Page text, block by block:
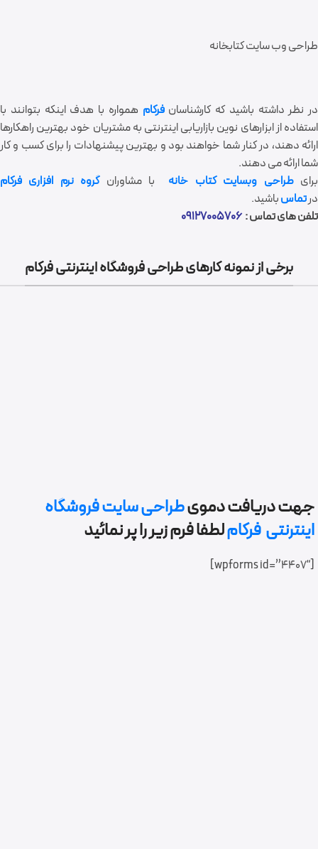
طراحی وب سایت کتابخانه
در نظر داشته باشید که کارشناسانفرکام همواره با هدف اینکه بتوانند با
استفاده از ابزارهای نوین بازاریابی اینترنتی به مشتریان خود بهترین راهکارها
ارائه دهند، در کنار شما خواهند بود و بهترین پیشنهادات را برای کسب و کار
شما ارائه می دهند.
برایطراحی وبسایت کتاب خانه با مشاورانگروه نرم افزاری فرکام
درتماسباشید.
تلفن های تماس :
برخی از نمونه کارهای طراحی فروشگاه اینترنتی فرکام
جهت دریافت دمویطراحی سایت فروشگاه
اینترنتیفرکاملطفا فرم زیر را پر نمائید
[wpforms id=”4407″]